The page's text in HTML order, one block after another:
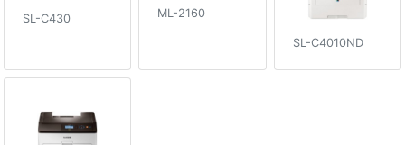
SL-C430 ML-2160
SL-C4010ND